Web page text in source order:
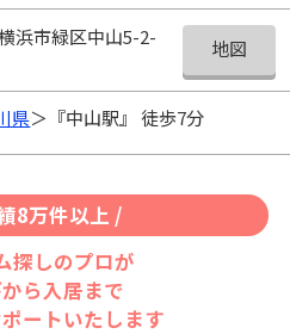
浜市緑区中山5-2-
地図
県＞『中山駅』 徒歩7分
8万件以上 /
探しのプロが
ら入居まで
ートいたします